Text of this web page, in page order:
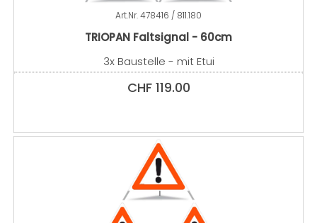
Art.Nr.478416 / 811.180
TRIOPAN Faltsignal - 60cm
3x Baustelle - mit Etui
CHF 119.00